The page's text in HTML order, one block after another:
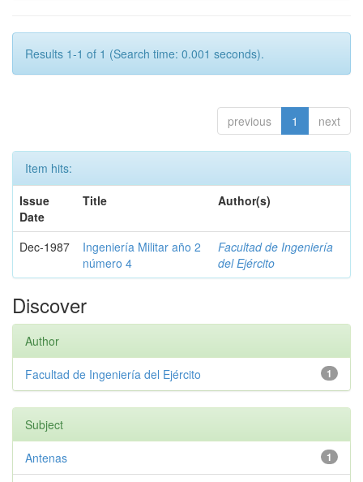
Results 1-1 of 1 (Search time: 0.001 seconds).
previous 1 next
Item hits:
Issue
Date
Title Author(s)
Dec-1987
Ingeniería Militar año 2
número 4
Facultad de Ingeniería
del Ejército
Discover
Author
1
Facultad de Ingeniería del Ejército
Subject
1
Antenas